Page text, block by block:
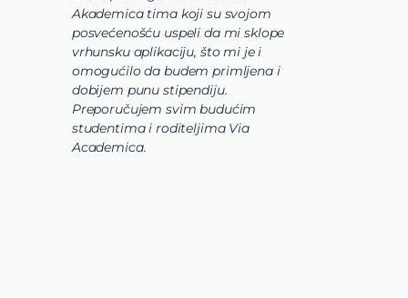
Akademica tima koji su svojom
posvećenošću uspeli da mi sklope
vrhunsku aplikaciju, što mi je i
omogućilo da budem primljena i
dobijem punu stipendiju.
Preporučujem svim budućim
studentima i roditeljima Via
Academica.